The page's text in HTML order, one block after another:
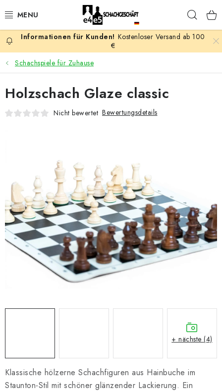
Inhalt
AKTION
SCHACHSPIELE
SCHACHFIGUREN
SCHACHBRETTER
SCHACHBÜCHER
SCHACH-ANTIQUITÄTENLADEN
SCHACH ONLINE
SCHACH-MERCH
SCHACH GESCHENKE
Geschäftsbedingungen
Kostenloser Versand ab 100
€
Schachspiele für Zuhause
Klassische hölzerne Schachfiguren aus Hainbuche im
Staunton-Stil mit schöner glänzender Lackierung. Ein
Holzschach Glaze classic
Nicht bewertet Bewertungsdetails
+ nächste (4)